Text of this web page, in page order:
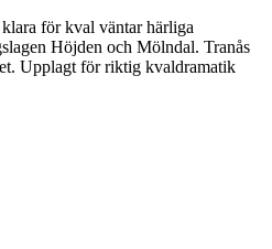
för kval väntar härliga
Höjden och Mölndal. Tranås
Upplagt för riktig kvaldramatik